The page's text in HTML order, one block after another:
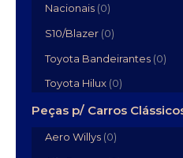
Nacionais (0)
S10/Blazer (0)
Toyota Bandeirantes (0)
Toyota Hilux (0)
Peças p/ Carros
Aero Willys (0)